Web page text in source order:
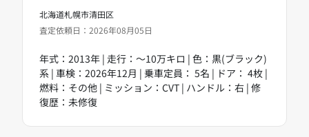
北海道札幌市清田区
査定依頼日：2026年08月05日
年式：2013年 | 走行：～10万キロ | 色：黒(ブラック)
系 | 車検：2026年12月 | 乗車定員： 5名 | ドア： 4枚 |
燃料：その他 | ミッション：CVT | ハンドル：右 | 修
復歴：未修復